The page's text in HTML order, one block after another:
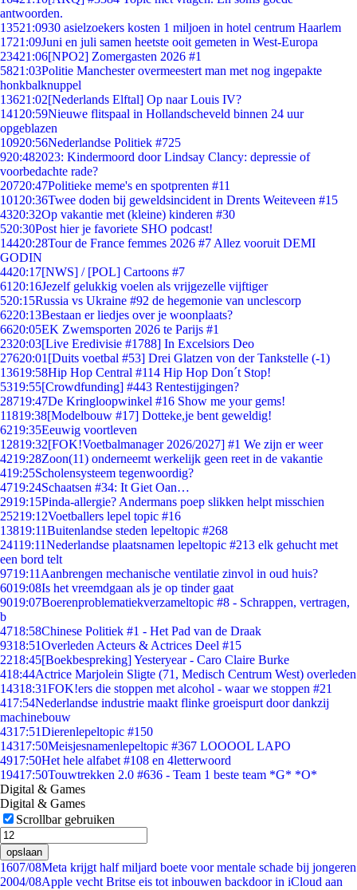
antwoorden.
13521:0930 asielzoekers kosten 1 miljoen in hotel centrum Haarlem
1721:09Juni en juli samen heetste ooit gemeten in West-Europa
23421:06[NPO2] Zomergasten 2026 #1
5821:03Politie Manchester overmeestert man met nog ingepakte
honkbalknuppel
13621:02[Nederlands Elftal] Op naar Louis IV?
141 20:59Nieuwe flitspaal in Hollandscheveld binnen 24 uur
opgeblazen
10920:56Nederlandse Politiek #725
920:482023: Kindermoord door Lindsay Clancy: depressie of
voorbedachte rade?
20720:47Politieke meme's en spotprenten #11
101 20:36Twee doden bij geweldsincident in Drents Weiteveen #15
4320:32Op vakantie met (kleine) kinderen #30
520:30Post hier je favoriete SHO podcast!
14420:28Tour de France femmes 2026 #7 Allez vooruit DEMI
GODIN
4420:17[NWS] / [POL] Cartoons #7
61 20:16Jezelf gelukkig voelen als vrijgezelle vijftiger
520:15Russia vs Ukraine #92 de hegemonie van unclescorp
6220:13Bestaan er liedjes over je woonplaats?
6620:05EK Zwemsporten 2026 te Parijs #1
2320:03[Live Eredivisie #1788] In Excelsiors Deo
27620:01 [Duits voetbal #53] Drei Glatzen von der Tankstelle (-1)
13619:58Hip Hop Central #114 Hip Hop Don´t Stop!
5319:55[Crowdfunding] #443 Rentestijgingen?
28719:47De Kringloopwinkel #16 Show me your gems!
11819:38[Modelbouw #17] Dotteke,je bent geweldig!
6219:35Eeuwig voortleven
12819:32[FOK!Voetbalmanager 2026/2027] #1 We zijn er weer
4219:28Zoon(11) onderneemt werkelijk geen reet in de vakantie
419:25Scholensysteem tegenwoordig?
4719:24Schaatsen #34: It Giet Oan…
2919:15Pinda-allergie? Andermans poep slikken helpt misschien
25219:12Voetballers lepel topic #16
13819:11Buitenlandse steden lepeltopic #268
24119:11Nederlandse plaatsnamen lepeltopic #213 elk gehucht met
een bord telt
9719:11 Aanbrengen mechanische ventilatie zinvol in oud huis?
6019:08Is het vreemdgaan als je op tinder gaat
9019:07Boerenproblematiekverzameltopic #8 - Schrappen, vertragen,
b
4718:58Chinese Politiek #1 - Het Pad van de Draak
9318:51Overleden Acteurs & Actrices Deel #15
2218:45[Boekbespreking] Yesteryear - Caro Claire Burke
418:44Actrice Marjolein Sligte (71, Medisch Centrum West) overleden
14318:31FOK!ers die stoppen met alcohol - waar we stoppen #21
417:54Nederlandse industrie maakt flinke groeispurt door dankzij
machinebouw
4317:51Dierenlepeltopic #150
14317:50Meisjesnamenlepeltopic #367 LOOOOL LAPO
4917:50Het hele alfabet #108 en 4letterwoord
19417:50Touwtrekken 2.0 #636 - Team 1 beste team *G* *O*
Digital & Games
Digital & Games
Scrollbar gebruiken
opslaan
1607/08Meta krijgt half miljard boete voor mentale schade bij jongeren
2004/08Apple vecht Britse eis tot inbouwen backdoor in iCloud aan